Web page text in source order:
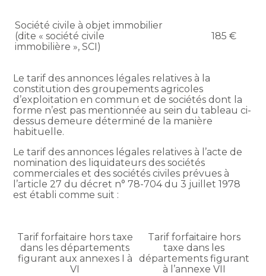
Société civile à objet immobilier
(dite « société civile
immobilière », SCI)
185 €
Le tarif des annonces légales relatives à la
constitution des groupements agricoles
d’exploitation en commun et de sociétés dont la
forme n’est pas mentionnée au sein du tableau ci-
dessus demeure déterminé de la manière
habituelle.
Le tarif des annonces légales relatives à l’acte de
nomination des liquidateurs des sociétés
commerciales et des sociétés civiles prévues à
l’article 27 du décret n° 78-704 du 3 juillet 1978
est établi comme suit :
Tarif forfaitaire hors taxe
dans les départements
figurant aux annexes I à
VI
Tarif forfaitaire hors
taxe dans les
départements figurant
à l’annexe VII